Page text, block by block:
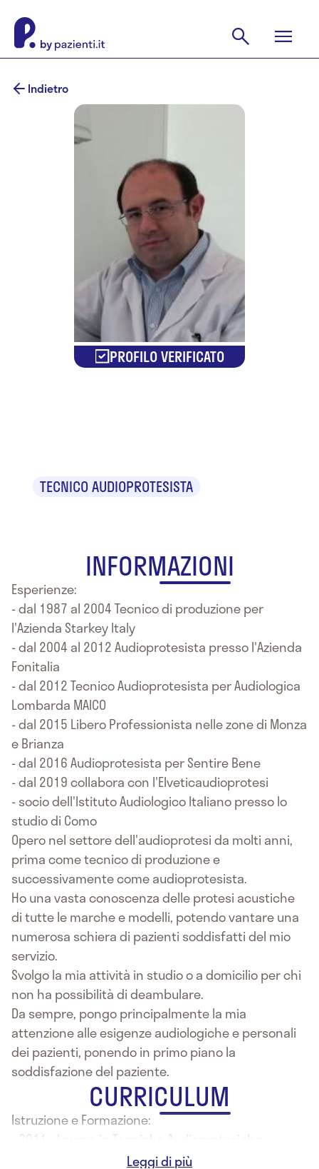
Indietro
PROFILO VERIFICATO
TECNICO AUDIOPROTESISTA
INFORMAZIONI
Esperienze:
- dal 1987 al 2004 Tecnico di produzione per
l'Azienda Starkey Italy
- dal 2004 al 2012 Audioprotesista presso l'Azienda
Fonitalia
- dal 2012 Tecnico Audioprotesista per Audiologica
Lombarda MAICO
- dal 2015 Libero Professionista nelle zone di Monza
e Brianza
- dal 2016 Audioprotesista per Sentire Bene
- dal 2019 collabora con l'Elveticaudioprotesi
- socio dell'Istituto Audiologico Italiano presso lo
studio di Como
Opero nel settore dell'audioprotesi da molti anni,
prima come tecnico di produzione e
successivamente come audioprotesista.
Ho una vasta conoscenza delle protesi acustiche
di tutte le marche e modelli, potendo vantare una
numerosa schiera di pazienti soddisfatti del mio
servizio.
Svolgo la mia attività in studio o a domicilio per chi
non ha possibilità di deambulare.
Da sempre, pongo principalmente la mia
attenzione alle esigenze audiologiche e personali
dei pazienti, ponendo in primo piano la
soddisfazione del paziente.
CURRICULUM
Istruzione e Formazione:
- 2011 - Laurea in Tecniche Audioprotesiche
all'Università degli Studi di Milano